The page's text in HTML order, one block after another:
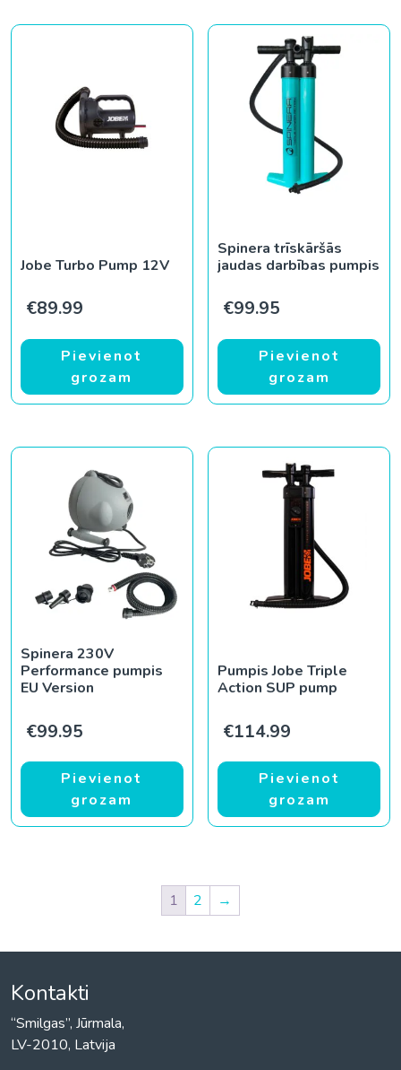
Jobe Turbo Pump 12V
€89.99
Pievienot
grozam
Spinera trīskāršās
jaudas darbības pumpis
€99.95
Pievienot
grozam
Spinera 230V
Performance pumpis
EU Version
€99.95
Pievienot
grozam
Pumpis Jobe Triple
Action SUP pump
€114.99
Pievienot
grozam
1 2 →
Kontakti
“Smilgas”, Jūrmala,
LV-2010, Latvija